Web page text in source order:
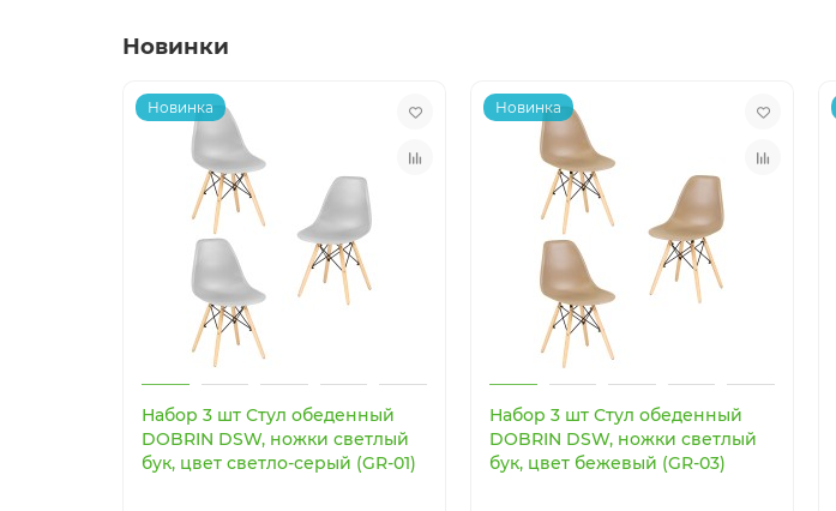
Новинки
Новинка
Набор 3 шт Стул обеденный
DOBRIN DSW, ножки светлый
бук, цвет светло-серый (GR-01)
Новинка
Набор 3 шт Стул обеденный
DOBRIN DSW, ножки светлый
бук, цвет бежевый (GR-03)